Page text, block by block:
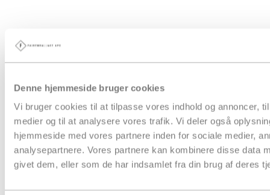
Denne hjemmeside bruger cookies
Vi bruger cookies til at tilpasse vores indhold og annoncer,
medier og til at analysere vores trafik. Vi deler også
hjemmeside med vores partnere inden for sociale medier,
analysepartnere. Vores partnere kan kombinere disse data
givet dem, eller som de har indsamlet fra din brug af deres